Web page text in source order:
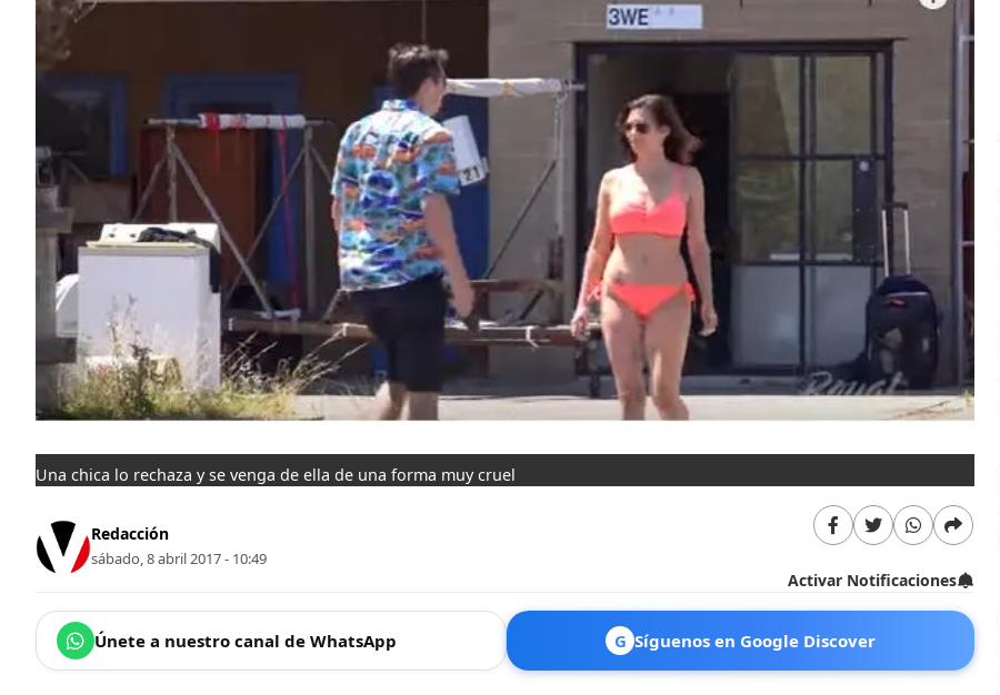
Una chica lo rechaza y se venga de ella de una forma muy cruel
Redacción
sábado, 8 abril 2017 - 10:49
Activar Notificaciones
Únete a nuestro canal de WhatsApp G Síguenos en Google Discover